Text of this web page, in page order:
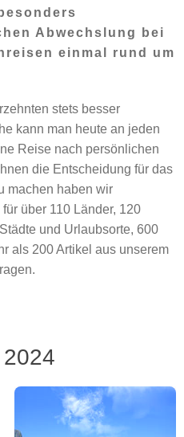
Abwechslung bei
einmal rund um
stets besser
kann man heute an jeden
Reise nach persönlichen
die Entscheidung für das
machen haben wir
über 110 Länder, 120
und Urlaubsorte, 600
als 200 Artikel aus unserem